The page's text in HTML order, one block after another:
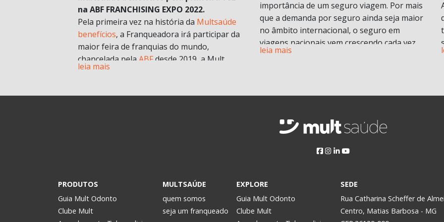
na ABF FRANCHISING EXPO 2022.
Pela primeira vez na história da Multsaúde
benefícios, a Franqueadora irá participar da
maior feira de franquias do mundo,
chancelada pela ABFdesde 2019, a Mult
chegará com muitas novidades e
A grande aposta da Mult para a Feira ABF
estratégias para estar mais próxima da
realidade dos potenciais investidores. Assim,
passou a oferecer os formatos de
leia mais
importância de um seguro viagem. Por mais
que a demanda por seguro ainda seja maior
no âmbito internacional, o seguro em
viagens nacionais vem crescendo cada vez
mais por procura de informações.
O que é seguro viagem?
Esse modelo de seguro normalmente cobre
Isso engloba despesas médicas e
contratempos com a própria viagem.
Pode ser contratado para viagens nacionais
leia mais
PRODUTOS
Guia Mult Odonto
Clube Mult
MULTSAÚDE
quem somos
seja um franqueado
EXPLORE
Guia Mult Odonto
Clube Mult
SEDE
Rua Catharina Scheffer de
Centro, Matias Barbosa - MG